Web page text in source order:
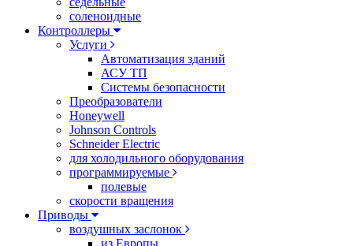
соленоидные
Контроллеры
Услуги
Автоматизация зданий
АСУ ТП
Системы безопасности
Преобразователи
Honeywell
Johnson Controls
Schneider Electric
для холодильного оборудования
программируемые
полевые
скорости вращения
Приводы
воздушных заслонок
из Европы